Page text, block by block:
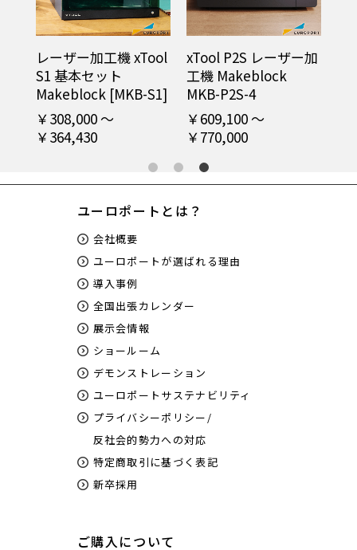
使い方
サポー
△
閲覧制限有 〇
購入者
特典ペ
ージ
△
閲覧制限有 〇
1:「遠隔サポート」
Ultra」の使い方をサポートします。
初期設定などのサポートに加えソフトウェアのダウンロード
また、オペレーターがお客さまの画面を見ながら操作案内／
お客さまに代わって操作設定することもできます。
「遠隔サポート」にはクイックアシストやTeamViewerなど
のツールを用います。
事前のインストールをお願いいたします。
お客様の通信環境によってサービスをご提供できない場合が
実施日程に関してはお客様のご希望に添えない場合がござい
「遠隔サポート」の実施は、ご購入後、オペレーターよりご
連絡させていただきます。
上記サポートは有償保守サービス範囲内となりますが、オペ
レーターがお客様の状況に応じて判断いたします。
2:「修理中の代替え機貸し出し」 状況によって貸し出せな
い場合がございます。
レーザー加工機 xTool
M1 Ultra Makeblock
￥203,910
レーザー加工機 xTool
S1 基本セット
Makeblock [MKB-S1]
￥308,000 ～
￥364,430
ユーロポートとは？
会社概要
ユーロポートが選ばれる理由
導入事例
全国出張カレンダー
展示会情報
ショールーム
デモンストレーション
ユーロポートサステナビリティ
プライバシーポリシー/
反社会的勢力への対応
特定商取引に基づく表記
新卒採用
ご購入について